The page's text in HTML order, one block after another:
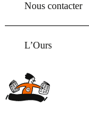
Nous contacter
L’Ours